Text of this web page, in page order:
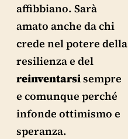
affibbiano. Sarà
amato anche da chi
crede nel potere della
resilienza e del
reinventarsisempre
e comunque perché
infonde ottimismo e
speranza.